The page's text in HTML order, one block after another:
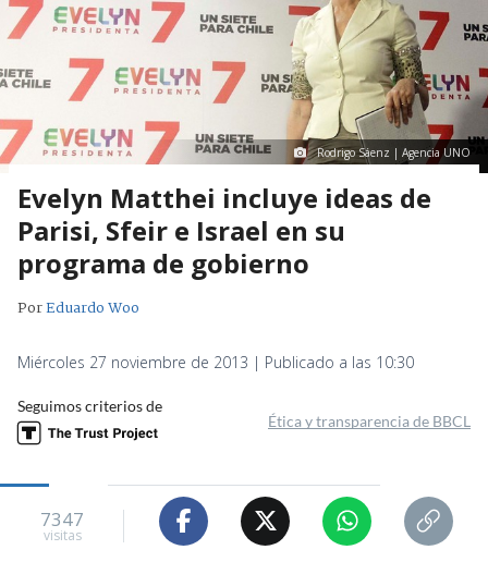
Rodrigo Sáenz | Agencia UNO
Evelyn Matthei incluye ideas de
Parisi, Sfeir e Israel en su
programa de gobierno
PorEduardo Woo
Miércoles 27 noviembre de 2013 | Publicado a las 10:30
Seguimos criterios de
Ética y transparencia de BBCL
7347
visitas